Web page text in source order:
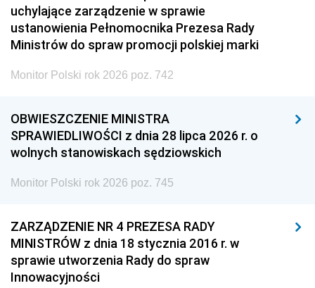
uchylające zarządzenie w sprawie
ustanowienia Pełnomocnika Prezesa Rady
Ministrów do spraw promocji polskiej marki
Monitor Polski rok 2026 poz. 742
OBWIESZCZENIE MINISTRA
SPRAWIEDLIWOŚCI z dnia 28 lipca 2026 r. o
wolnych stanowiskach sędziowskich
Monitor Polski rok 2026 poz. 745
ZARZĄDZENIE NR 4 PREZESA RADY
MINISTRÓW z dnia 18 stycznia 2016 r. w
sprawie utworzenia Rady do spraw
Innowacyjności